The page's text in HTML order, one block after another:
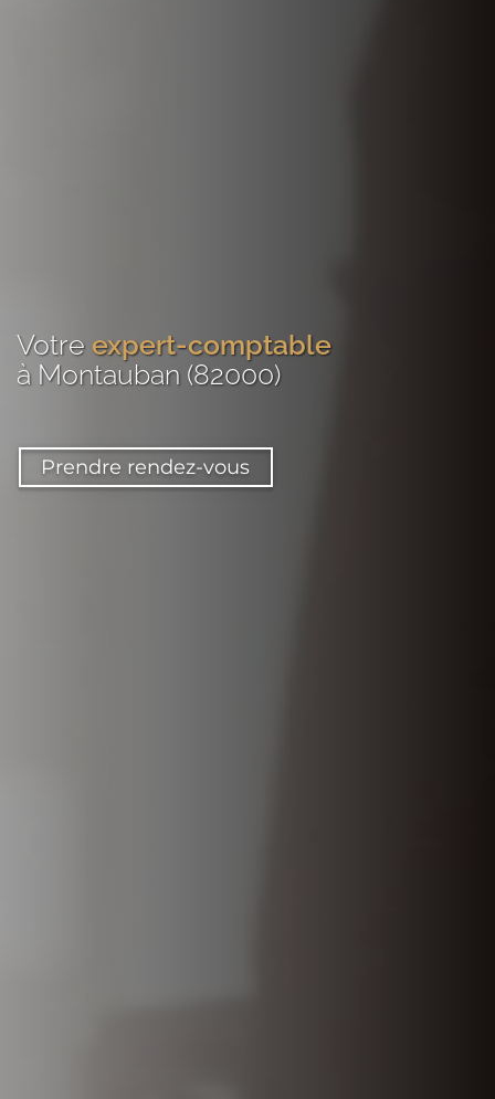
Votre expert-comptable
à Montauban (82000)
Prendre rendez-vous